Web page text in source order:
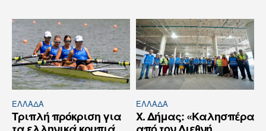
ΕΛΛΆΔΑ
Τριπλή πρόκριση για
ΕΛΛΆΔΑ
Χ. Δήμας: «Καλησπέρα